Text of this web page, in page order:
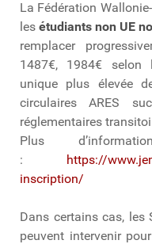
La Fédération
lesétudiants non UE
remplacer
1487€, 1984€
unique plus élevée
circulaires ARES
réglementaires
Plus
: https://
inscription/
Dans certains cas, les
peuvent intervenir